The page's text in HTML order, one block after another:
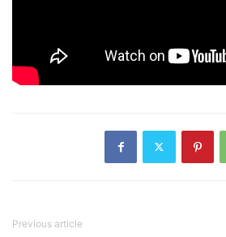
Previous article